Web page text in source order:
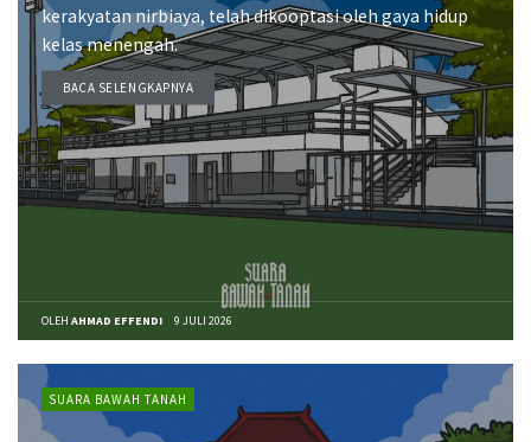
kerakyatan nirbiaya, telah dikooptasi oleh gaya hidup
kelas menengah.
BACA SELENGKAPNYA DETAILS
OLEH AHMAD EFFENDI 9 JULI 2026
SUARA BAWAH TANAH